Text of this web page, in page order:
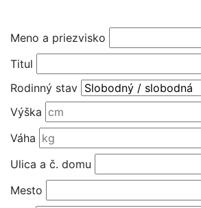
Meno a priezvisko
Titul
Rodinný stav
Výška
Váha
Ulica a č. domu
Mesto